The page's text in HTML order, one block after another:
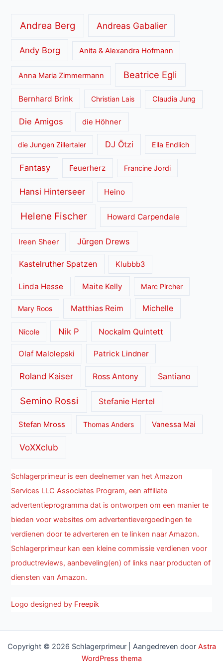
Andrea Berg Andreas Gabalier
Andy Borg Anita & Alexandra Hofmann
Anna Maria Zimmermann Beatrice Egli
Bernhard Brink Christian Lais Claudia Jung
Die Amigos die Höhner
die Jungen Zillertaler DJ Ötzi Ella Endlich
Fantasy Feuerherz Francine Jordi
Hansi Hinterseer Heino
Helene Fischer Howard Carpendale
Ireen Sheer Jürgen Drews
Kastelruther Spatzen Klubbb3
Linda Hesse Maite Kelly Marc Pircher
Mary Roos Matthias Reim Michelle
Nicole Nik P Nockalm Quintett
Olaf Malolepski Patrick Lindner
Roland Kaiser Ross Antony Santiano
Semino Rossi Stefanie Hertel
Stefan Mross Thomas Anders Vanessa Mai
VoXXclub
Schlagerprimeur is een deelnemer van het Amazon
Services LLC Associates Program, een affiliate
advertentieprogramma dat is ontworpen om een manier te
bieden voor websites om advertentievergoedingen te
verdienen door te adverteren en te linken naar Amazon.
Schlagerprimeur kan een kleine commissie verdienen voor
productreviews, aanbeveling(en) of links naar producten of
diensten van Amazon.
Logo designed by Freepik
Copyright © 2026 Schlagerprimeur | Aangedreven door Astra
WordPress thema